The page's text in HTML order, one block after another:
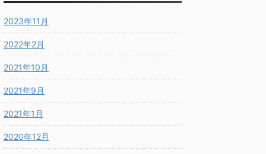
2023年11月
2022年2月
2021年10月
2021年9月
2021年1月
2020年12月